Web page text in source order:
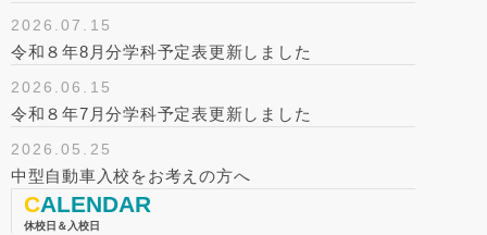
2026.07.15
令和８年8月分学科予定表更新しました
2026.06.15
令和８年7月分学科予定表更新しました
2026.05.25
中型自動車入校をお考えの方へ
CALENDAR
休校日＆入校日